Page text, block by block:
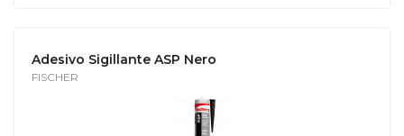
Adesivo Sigillante ASP Nero
FISCHER